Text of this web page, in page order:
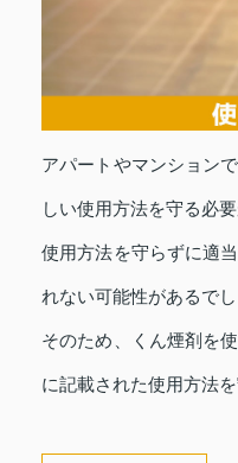
アパートやマンション
しい使用方法を守る必要
使用方法を守らずに適
れない可能性があるでし
そのため、くん煙剤を
に記載された使用方法